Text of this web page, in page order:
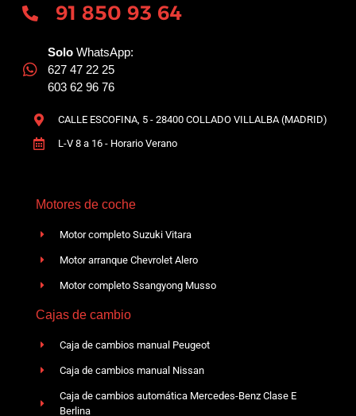
91 850 93 64
Solo WhatsApp:
627 47 22 25
603 62 96 76
CALLE ESCOFINA, 5 - 28400 COLLADO VILLALBA (MADRID)
L-V 8 a 16 - Horario Verano
Motores de coche
Motor completo Suzuki Vitara
Motor arranque Chevrolet Alero
Motor completo Ssangyong Musso
Cajas de cambio
Caja de cambios manual Peugeot
Caja de cambios manual Nissan
Caja de cambios automática Mercedes-Benz Clase E
Berlina